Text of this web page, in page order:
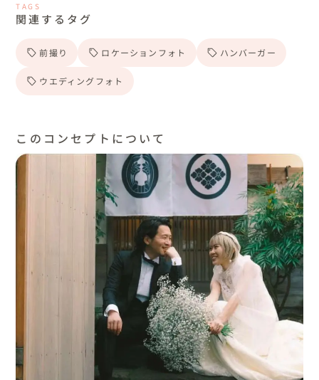
TAGS
関連するタグ
前撮り ロケーションフォト ハンバーガー
ウエディングフォト
このコンセプトについて